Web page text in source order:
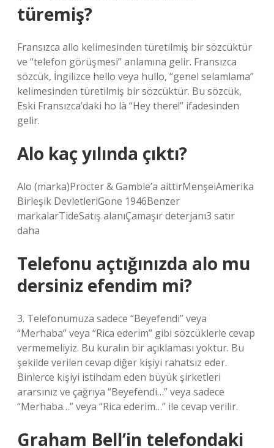
türemiş?
Fransızca allo kelimesinden türetilmiş bir sözcüktür
ve “telefon görüşmesi” anlamına gelir. Fransızca
sözcük, İngilizce hello veya hullo, “genel selamlama”
kelimesinden türetilmiş bir sözcüktür. Bu sözcük,
Eski Fransızca’daki ho là “Hey there!” ifadesinden
gelir.
Alo kaç yılında çıktı?
Alo (marka)Procter & Gamble’a aittirMenşeiAmerika
Birleşik DevletleriGone 1946Benzer
markalarTideSatış alanıÇamaşır deterjanı3 satır
daha
Telefonu açtığınızda alo mu
dersiniz efendim mi?
3. Telefonumuza sadece “Beyefendi” veya
“Merhaba” veya “Rica ederim” gibi sözcüklerle cevap
vermemeliyiz. Bu kuralın bir açıklaması yoktur. Bu
şekilde verilen cevap diğer kişiyi rahatsız eder.
Binlerce kişiyi istihdam eden büyük şirketleri
ararsınız ve çağrıya “Beyefendi…” veya sadece
“Merhaba…” veya “Rica ederim…” ile cevap verilir.
Graham Bell’in telefondaki